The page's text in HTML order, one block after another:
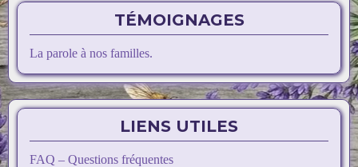
TÉMOIGNAGES
La parole à nos familles.
LIENS UTILES
FAQ – Questions fréquentes